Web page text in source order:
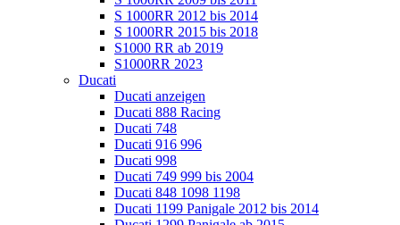
S 1000RR 2012 bis 2014
S 1000RR 2015 bis 2018
S1000 RR ab 2019
S1000RR 2023
Ducati
Ducati anzeigen
Ducati 888 Racing
Ducati 748
Ducati 916 996
Ducati 998
Ducati 749 999 bis 2004
Ducati 848 1098 1198
Ducati 1199 Panigale 2012 bis 2014